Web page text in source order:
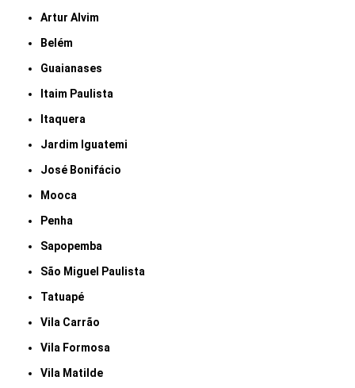
Artur Alvim
Belém
Guaianases
Itaim Paulista
Itaquera
Jardim Iguatemi
José Bonifácio
Mooca
Penha
Sapopemba
São Miguel Paulista
Tatuapé
Vila Carrão
Vila Formosa
Vila Matilde